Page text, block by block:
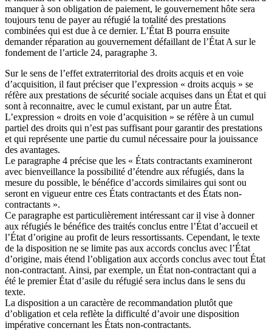
manquer à son obligation de paiement, le gouvernement hôte sera
toujours tenu de payer au réfugié la totalité des prestations
combinées qui est due à ce dernier. L’État B pourra ensuite
demander réparation au gouvernement défaillant de l’État A sur le
fondement de l’article 24, paragraphe 3.
Sur le sens de l’effet extraterritorial des droits acquis et en voie
d’acquisition, il faut préciser que l’expression « droits acquis » se
réfère aux prestations de sécurité sociale acquises dans un État et qui
sont à reconnaitre, avec le cumul existant, par un autre État.
L’expression « droits en voie d’acquisition » se réfère à un cumul
partiel des droits qui n’est pas suffisant pour garantir des prestations
et qui représente une partie du cumul nécessaire pour la jouissance
des avantages.
Le paragraphe 4 précise que les « États contractants examineront
avec bienveillance la possibilité d’étendre aux réfugiés, dans la
mesure du possible, le bénéfice d’accords similaires qui sont ou
seront en vigueur entre ces États contractants et des États non-
contractants ».
Ce paragraphe est particulièrement intéressant car il vise à donner
aux réfugiés le bénéfice des traités conclus entre l’État d’accueil et
l’État d’origine au profit de leurs ressortissants. Cependant, le texte
de la disposition ne se limite pas aux accords conclus avec l’État
d’origine, mais étend l’obligation aux accords conclus avec tout État
non-contractant. Ainsi, par exemple, un État non-contractant qui a
été le premier État d’asile du réfugié sera inclus dans le sens du
texte.
La disposition a un caractère de recommandation plutôt que
d’obligation et cela reflète la difficulté d’avoir une disposition
impérative concernant les États non-contractants.